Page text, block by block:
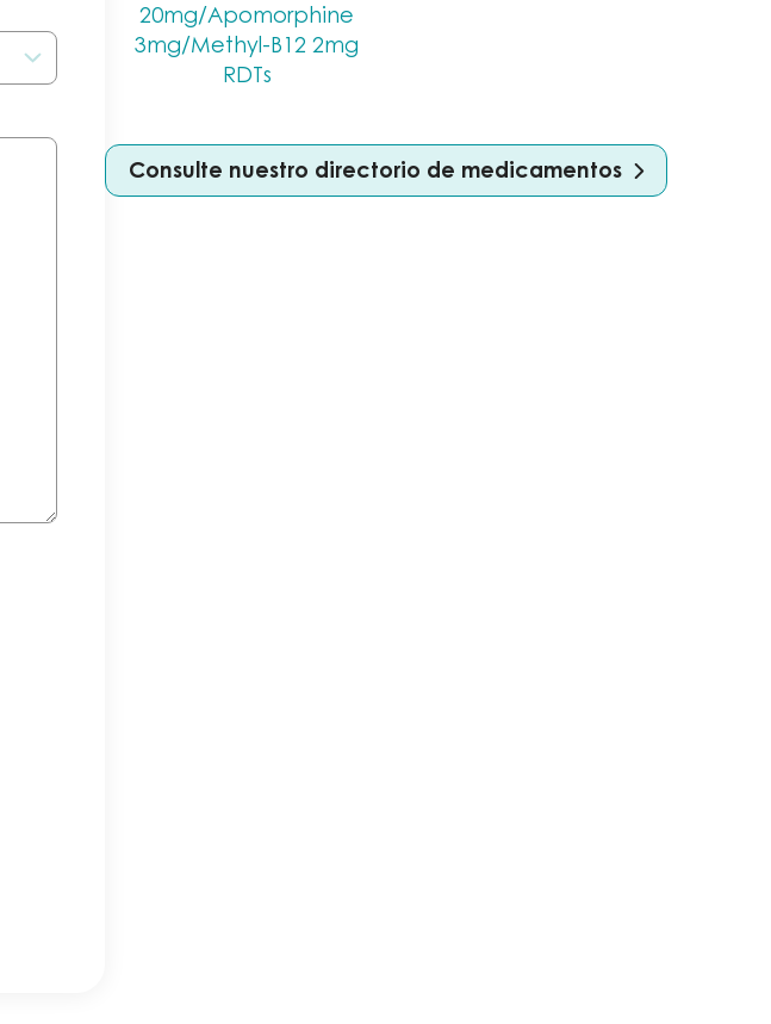
20mg/Apomorphine
3mg/Methyl-B12 2mg
RDTs
Consulte nuestro directorio de medicamentos